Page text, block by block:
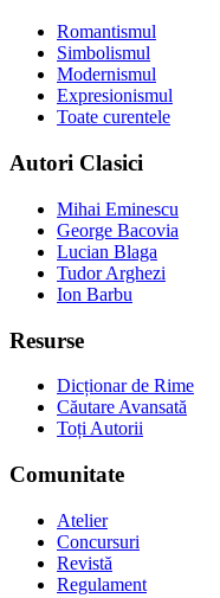
Romantismul
Simbolismul
Modernismul
Expresionismul
Toate curentele
Autori Clasici
Mihai Eminescu
George Bacovia
Lucian Blaga
Tudor Arghezi
Ion Barbu
Resurse
Dicționar de Rime
Căutare Avansată
Toți Autorii
Comunitate
Atelier
Concursuri
Revistă
Regulament